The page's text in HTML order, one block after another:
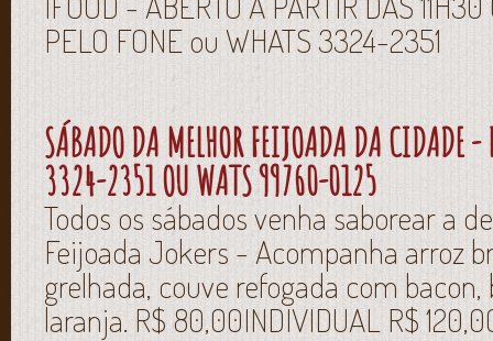
PELO FONE ou WHATS 3324-2351
SÁBADO DA MELHOR FEIJOADA DA CIDADE -
3324-2351 OU WATS 99760-0125
Todos os sábados venha saborear a
Feijoada Jokers - Acompanha arroz
grelhada, couve refogada com
laranja. R$ 80,00INDIVIDUAL R$